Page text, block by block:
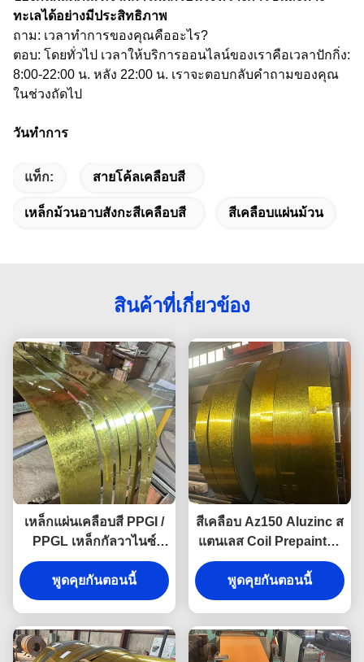
ทะเลได้อย่างมีประสิทธิภาพ
ถาม: เวลาทำการของคุณคืออะไร?
ตอบ: โดยทั่วไป เวลาให้บริการออนไลน์ของเราคือเวลาปักกิ่ง:
8:00-22:00 น. หลัง 22:00 น. เราจะตอบกลับคำถามของคุณ
ในช่วงถัดไป
วันทำการ
แท็ก: สายโค้ลเคลือบสี
เหล็กม้วนอาบสังกะสีเคลือบสี สีเคลือบแผ่นม้วน
สินค้าที่เกี่ยวข้อง
เหล็กแผ่นเคลือบสี PPGI /
PPGL เหล็กกัลวาไนซ์
เคลือบสี PPGI ม้วน
พูดคุยกันตอนนี้
สีเคลือบ Az150 Aluzinc ส
แตนเลส Coil Prepainted
Galvalume PPGI PPGL ส
แตนเลส Coils
พูดคุยกันตอนนี้